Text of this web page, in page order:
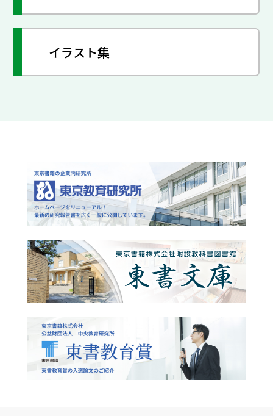
イラスト集